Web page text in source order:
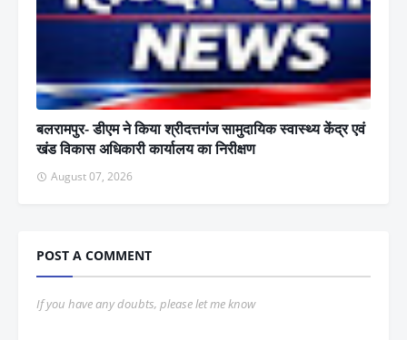
बलरामपुर- डीएम ने किया श्रीदत्तगंज सामुदायिक स्वास्थ्य केंद्र एवं
खंड विकास अधिकारी कार्यालय का निरीक्षण
August 07, 2026
POST A COMMENT
If you have any doubts, please let me know